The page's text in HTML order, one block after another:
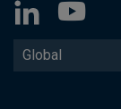
Global